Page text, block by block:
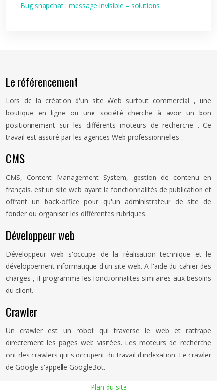
Bug snapchat : message invisible – solutions
Le référencement
Lors de la création d'un site Web surtout commercial , une
boutique en ligne ou une société cherche à avoir un bon
positionnement sur les différents moteurs de recherche . Ce
travail est assuré par les agences Web professionnelles .
CMS
CMS, Content Management System, gestion de contenu en
français, est un site web ayant la fonctionnalités de publication et
offrant un back-office pour qu'un administrateur de site de
fonder ou organiser les différentes rubriques.
Développeur web
Développeur web s'occupe de la réalisation technique et le
développement informatique d'un site web. A l'aide du cahier des
charges , il programme les fonctionnalités similaires aux besoins
du client.
Crawler
Un crawler est un robot qui traverse le web et rattrape
directement les pages web visitées. Les moteurs de recherche
ont des crawlers qui s'occupent du travail d'indexation. Le crawler
de Google s'appelle GoogleBot.
Plan du site